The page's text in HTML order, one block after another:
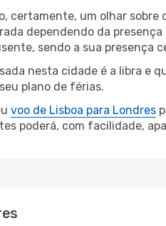
certamente, um olhar
dependendo da
sendo a sua presença
nesta cidade é a libra e
plano de férias.
voo de Lisboa para Londres
poderá, com facilidade,